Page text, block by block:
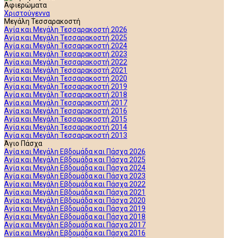
Αφιερώματα
Χριστούγεννα
Μεγάλη Τεσσαρακοστή
Αγία και Μεγάλη Τεσσαρακοστή 2026
Αγία και Μεγάλη Τεσσαρακοστή 2025
Αγία και Μεγάλη Τεσσαρακοστή 2024
Αγία και Μεγάλη Τεσσαρακοστή 2023
Αγία και Μεγάλη Τεσσαρακοστή 2022
Αγία και Μεγάλη Τεσσαρακοστή 2021
Αγία και Μεγάλη Τεσσαρακοστή 2020
Αγία και Μεγάλη Τεσσαρακοστή 2019
Αγία και Μεγάλη Τεσσαρακοστή 2018
Αγία και Μεγάλη Τεσσαρακοστή 2017
Αγία και Μεγάλη Τεσσαρακοστή 2016
Αγία και Μεγάλη Τεσσαρακοστή 2015
Αγία και Μεγάλη Τεσσαρακοστή 2014
Αγία και Μεγάλη Τεσσαρακοστή 2013
Άγιο Πάσχα
Αγία και Μεγάλη Εβδομάδα και Πάσχα 2026
Αγία και Μεγάλη Εβδομάδα και Πάσχα 2025
Αγία και Μεγάλη Εβδομάδα και Πάσχα 2024
Αγία και Μεγάλη Εβδομάδα και Πάσχα 2023
Αγία και Μεγάλη Εβδομάδα και Πάσχα 2022
Αγία και Μεγάλη Εβδομάδα και Πάσχα 2021
Αγία και Μεγάλη Εβδομάδα και Πάσχα 2020
Αγία και Μεγάλη Εβδομάδα και Πάσχα 2019
Αγία και Μεγάλη Εβδομάδα και Πάσχα 2018
Αγία και Μεγάλη Εβδομάδα και Πάσχα 2017
Αγία και Μεγάλη Εβδομάδα και Πάσχα 2016